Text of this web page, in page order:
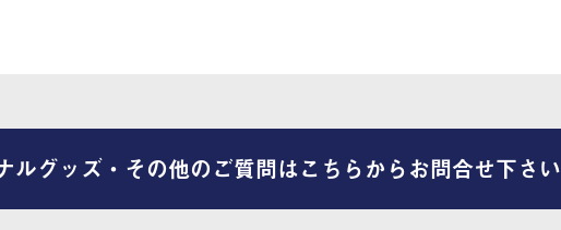
ルグッズ・その他のご質問はこちらからお問合せ下さい